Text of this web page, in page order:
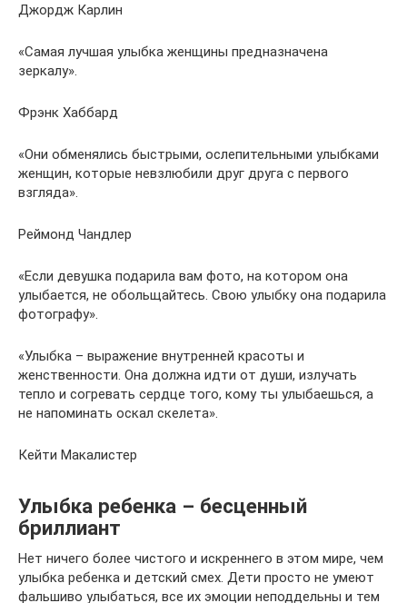
Джордж Карлин
«Самая лучшая улыбка женщины предназначена
зеркалу».
Фрэнк Хаббард
«Они обменялись быстрыми, ослепительными улыбками
женщин, которые невзлюбили друг друга с первого
взгляда».
Реймонд Чандлер
«Если девушка подарила вам фото, на котором она
улыбается, не обольщайтесь. Свою улыбку она подарила
фотографу».
«Улыбка – выражение внутренней красоты и
женственности. Она должна идти от души, излучать
тепло и согревать сердце того, кому ты улыбаешься, а
не напоминать оскал скелета».
Кейти Макалистер
Улыбка ребенка – бесценный
бриллиант
Нет ничего более чистого и искреннего в этом мире, чем
улыбка ребенка и детский смех. Дети просто не умеют
фальшиво улыбаться, все их эмоции неподдельны и тем